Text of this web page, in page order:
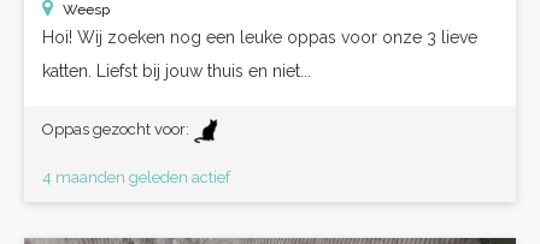
Weesp
Hoi! Wij zoeken nog een leuke oppas voor onze 3 lieve
katten. Liefst bij jouw thuis en niet...
Oppas gezocht voor:
4 maanden geleden actief